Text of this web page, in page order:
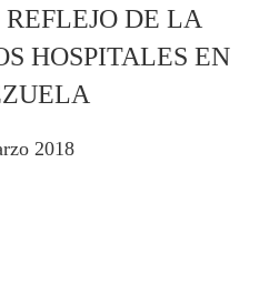
DE LA
HOSPITALES EN
2018